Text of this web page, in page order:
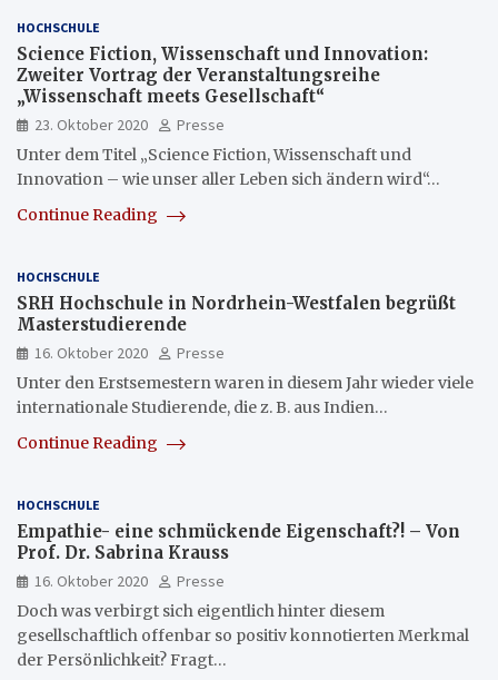
HOCHSCHULE
Science Fiction, Wissenschaft und Innovation:
Zweiter Vortrag der Veranstaltungsreihe
„Wissenschaft meets Gesellschaft“
23. Oktober 2020
Presse
Unter dem Titel „Science Fiction, Wissenschaft und
Innovation – wie unser aller Leben sich ändern wird“…
Continue Reading
HOCHSCHULE
SRH Hochschule in Nordrhein-Westfalen begrüßt
Masterstudierende
16. Oktober 2020
Presse
Unter den Erstsemestern waren in diesem Jahr wieder viele
internationale Studierende, die z. B. aus Indien…
Continue Reading
HOCHSCHULE
Empathie- eine schmückende Eigenschaft?! – Von
Prof. Dr. Sabrina Krauss
16. Oktober 2020
Presse
Doch was verbirgt sich eigentlich hinter diesem
gesellschaftlich offenbar so positiv konnotierten Merkmal
der Persönlichkeit? Fragt…